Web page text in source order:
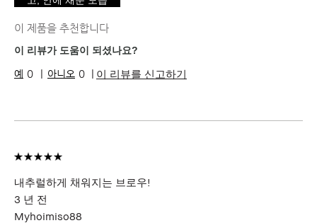
이 제품을 추천합니다
이 리뷰가 도움이 되셨나요?
0 0 이 리뷰를 신고하기
내추럴하게 채워지는 브로우!
3 년 전
Myhoimiso88